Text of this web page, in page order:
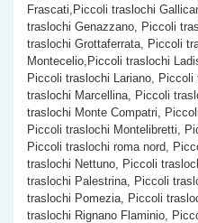
Frascati,Piccoli traslochi
traslochi Genazzano, Piccoli
traslochi Grottaferrata, Piccoli
Montecelio,Piccoli traslochi
Piccoli traslochi Lariano,
traslochi Marcellina, Piccoli
traslochi Monte Compatri,
Piccoli traslochi Montelibretti,
Piccoli traslochi roma nord,
traslochi Nettuno, Piccoli
traslochi Palestrina, Piccoli
traslochi Pomezia, Piccoli
traslochi Rignano Flaminio,